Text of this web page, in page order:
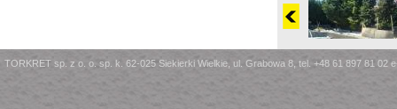
TORKRET sp. z o. o. sp. k. 62-025 Siekierki Wielkie, ul. Grabowa 8, tel. +48 61 897 81 02